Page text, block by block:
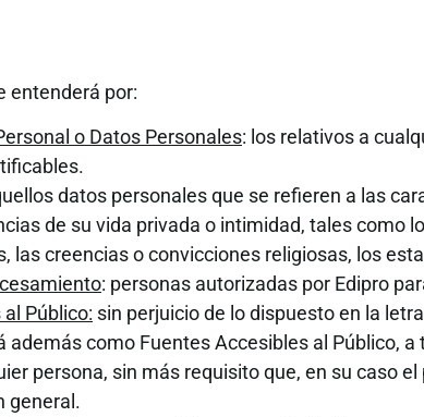
entenderá por:
o Datos Personales: los relativos a
datos personales que se refieren a las
de su vida privada o intimidad, tales como
las creencias o convicciones religiosas, los
: personas autorizadas por Edipro
Público: sin perjuicio de lo dispuesto en la
además como Fuentes Accesibles al Público,
persona, sin más requisito que, en su caso
general.